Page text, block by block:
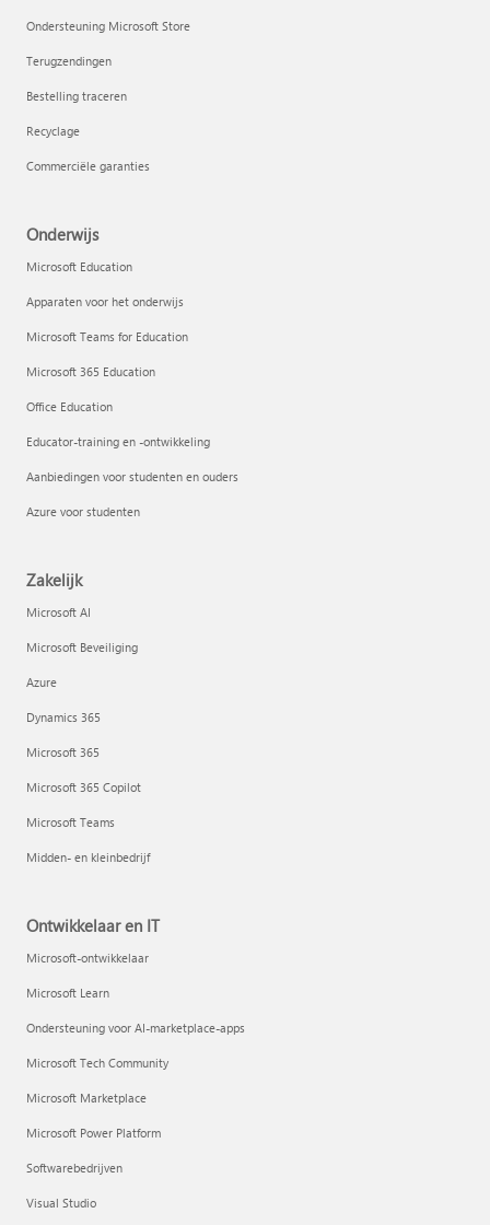
Ondersteuning Microsoft Store
Terugzendingen
Bestelling traceren
Recyclage
Commerciële garanties
Onderwijs
Microsoft Education
Apparaten voor het onderwijs
Microsoft Teams for Education
Microsoft 365 Education
Office Education
Educator-training en -ontwikkeling
Aanbiedingen voor studenten en ouders
Azure voor studenten
Zakelijk
Microsoft AI
Microsoft Beveiliging
Azure
Dynamics 365
Microsoft 365
Microsoft 365 Copilot
Microsoft Teams
Midden- en kleinbedrijf
Ontwikkelaar en IT
Microsoft-ontwikkelaar
Microsoft Learn
Ondersteuning voor AI-marketplace-apps
Microsoft Tech Community
Microsoft Marketplace
Microsoft Power Platform
Softwarebedrijven
Visual Studio